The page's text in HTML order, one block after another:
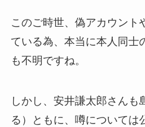
このご時世、偽アカウント
ている為、本当に本人同士
も不明ですね。
しかし、安井謙太郎さんも
る）ともに、噂については